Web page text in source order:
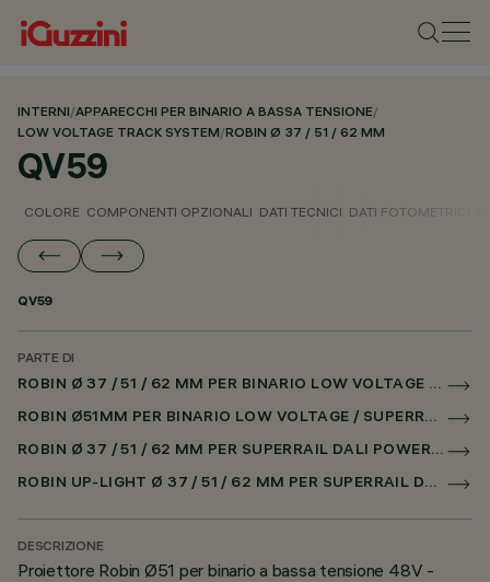
INTERNI/APPARECCHI PER BINARIO A BASSA TENSIONE/
LOW VOLTAGE TRACK SYSTEM/ROBIN Ø 37 / 51 / 62 MM
QV59
COLORE COMPONENTI OPZIONALI DATI TECNICI DATI FOTOMETRICI
QV59
PARTE DI
ROBIN Ø 37 / 51 / 62 MM PER BINARIO LOW VOLTAGE DALI POWERLINE
ROBIN Ø51MM PER BINARIO LOW VOLTAGE / SUPERRAIL
ROBIN Ø 37 / 51 / 62 MM PER SUPERRAIL DALI POWERLINE
ROBIN UP-LIGHT Ø 37 / 51 / 62 MM PER SUPERRAIL DALI POWERLINE
DESCRIZIONE
Proiettore Robin Ø51 per binario a bassa tensione 48V -